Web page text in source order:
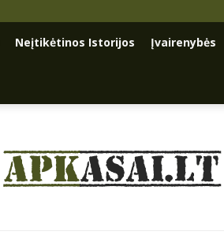
Neįtikėtinos Istorijos Įvairenybės